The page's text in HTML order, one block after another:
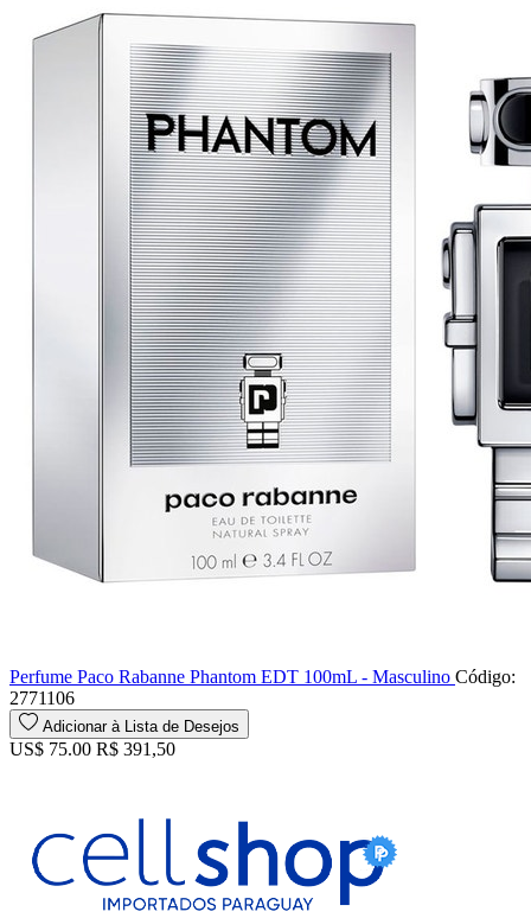
Perfume Paco Rabanne Phantom EDT 100mL - Masculino Código:
2771106
Adicionar à Lista de Desejos
US$ 75.00 R$ 391,50